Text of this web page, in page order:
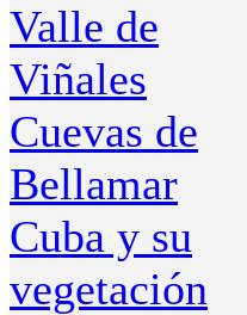
Valle de
Viñales
Cuevas de
Bellamar
Cuba y su
vegetación